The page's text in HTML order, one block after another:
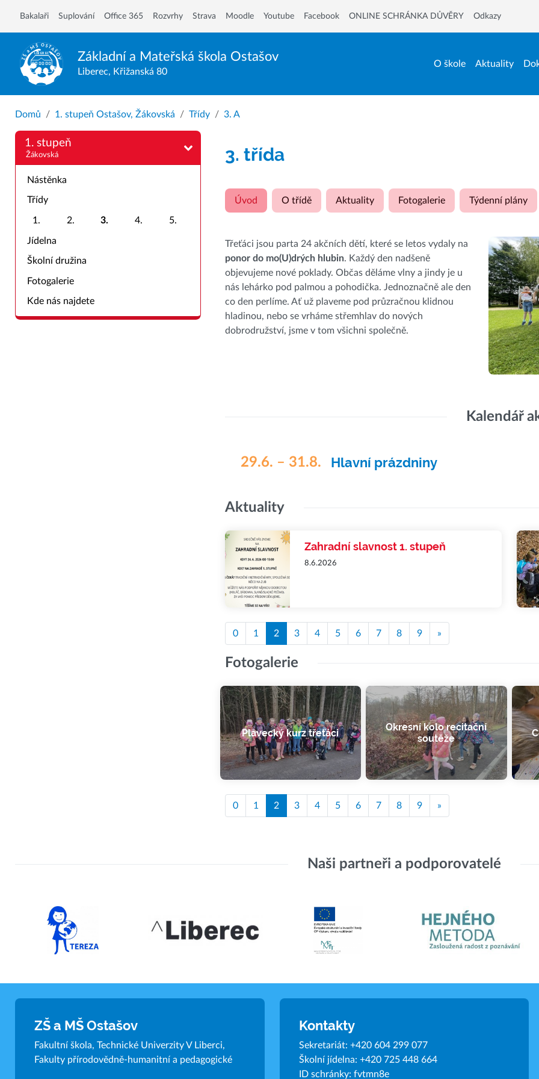
Základní a Mateřská škola Ostašov
Liberec, Křižanská 80
O škole Aktuality
Bakalaři Suplování Office 365 Rozvrhy Strava Moodle Youtube Facebook ONLINE SCHRÁNKA DŮVĚRY Odkazy
Domů 1. stupeň Ostašov, Žákovská Třídy 3. A
1. stupeň
Žákovská
Nástěnka
Třídy
1. 2. 3. 4. 5.
Jídelna
Školní družina
Fotogalerie
Kde nás najdete
3. třída
Úvod O třídě Aktuality Fotogalerie Týdenní plány
Třeťáci jsou parta 24 akčních dětí, které se letos vydaly na
ponor do mo(U)drých hlubin. Každý den nadšeně
objevujeme nové poklady. Občas děláme vlny a jindy je u
nás lehárko pod palmou a pohodička. Jednoznačně ale den
co den perlíme. Ať už plaveme pod průzračnou klidnou
hladinou, nebo se vrháme střemhlav do nových
dobrodružství, jsme v tom všichni společně.
Kalendář
29.6. – 31.8. Hlavní prázdniny
Aktuality
Zahradní slavnost 1. stupeň
8.6.2026
0 1 2 3 4 5 6 7 8 9 »
Fotogalerie
Plavecký kurz třeťáci
Okresní kolo recitační
soutěže
0 1 2 3 4 5 6 7 8 9 »
Naši partneři a podporovatelé
ZŠ a MŠ Ostašov
Fakultní škola, Technické Univerzity V Liberci,
Fakulty přírodovědně-humanitní a pedagogické
Kontakty
Sekretariát: +420 604 299 077
Školní jídelna: +420 725 448 664
ID schránky: fvtmn8e